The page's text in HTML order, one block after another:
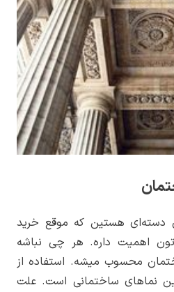
دسته­‌ای هستین که موقع خرید
اهمیت داره. هر چی نباشه
محسوب میشه. استفاده از
نماهای ساختمانی است. علت